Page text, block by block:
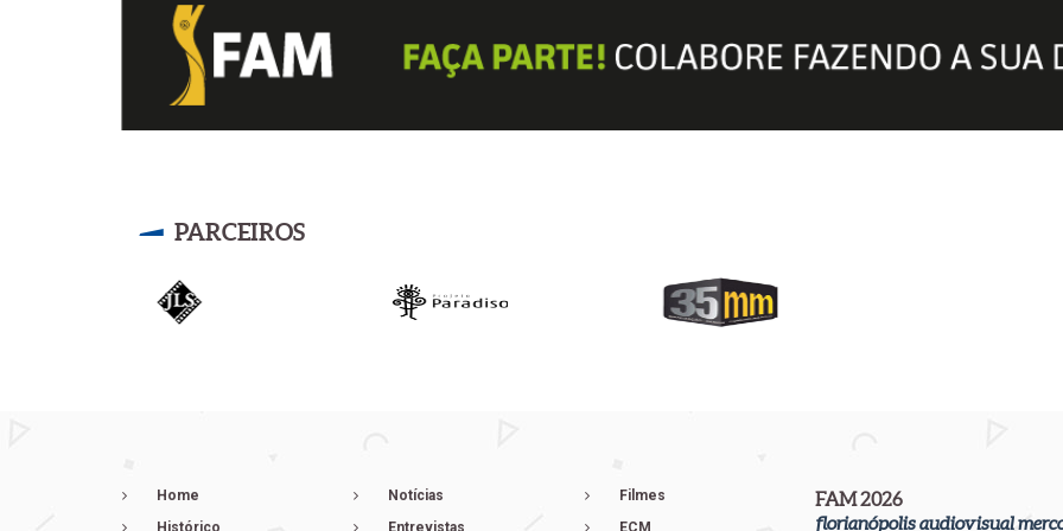
PARCEIROS
Home
Histórico
Notícias
Entrevistas
Filmes
ECM
FAM 2026
florianópolis audiovisual